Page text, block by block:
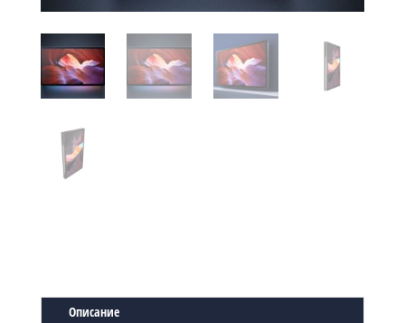
Описание